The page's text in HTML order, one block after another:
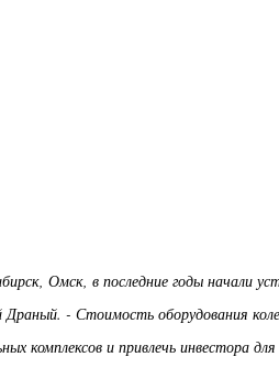
Омск, в последние годы начали
- Стоимость оборудования
комплексов и привлечь инвестора